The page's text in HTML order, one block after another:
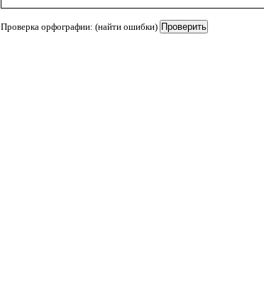
Проверка орфографии: (найти ошибки)